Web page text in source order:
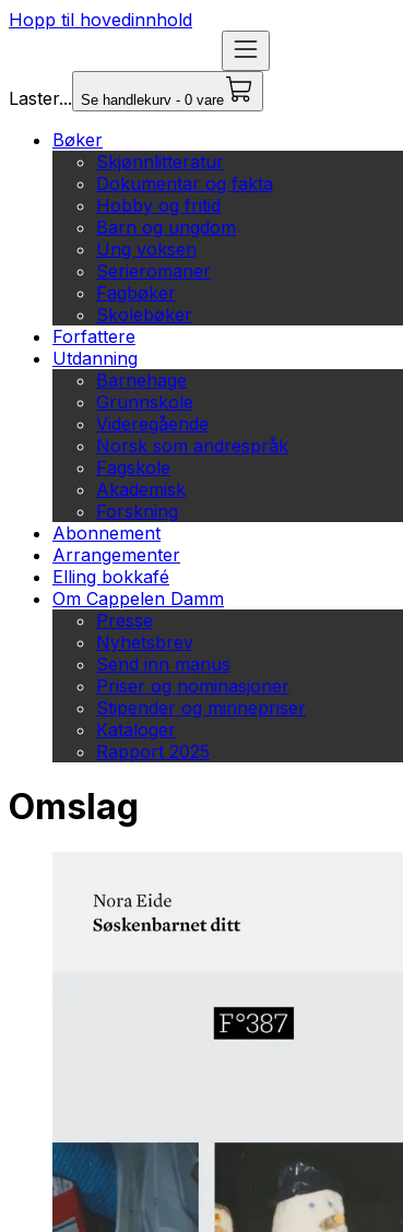
Hopp til hovedinnhold
Laster... Se handlekurv - 0 vare
Bøker
Skjønnlitteratur
Dokumentar og fakta
Hobby og fritid
Barn og ungdom
Ung voksen
Serieromaner
Fagbøker
Skolebøker
Forfattere
Utdanning
Barnehage
Grunnskole
Videregående
Norsk som andrespråk
Fagskole
Akademisk
Forskning
Abonnement
Arrangementer
Elling bokkafé
Om Cappelen Damm
Presse
Nyhetsbrev
Send inn manus
Priser og nominasjoner
Stipender og minnepriser
Kataloger
Rapport 2025
Omslag